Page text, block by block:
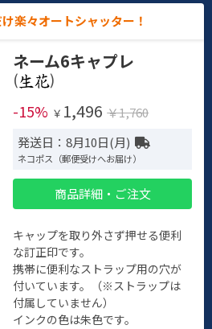
楽々オートシャッター！
ネーム6キャプレ
(
)
-15% ￥ 1,496 ￥1,760
発送日：8月10日(月)
ネコポス（郵便受けへお届け）
商品詳細・ご注文
キャップを取り外さず押せる便利
な訂正印です。
携帯に便利なストラップ用の穴が
付いています。（※ストラップは
付属していません）
インクの色は朱色です。